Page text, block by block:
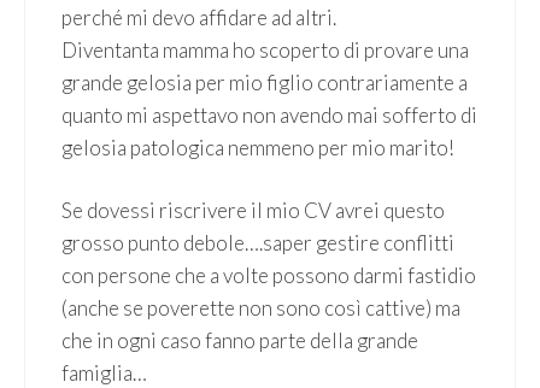
perché mi devo affidare ad altri.
Diventanta mamma ho scoperto di provare una
grande gelosia per mio figlio contrariamente a
quanto mi aspettavo non avendo mai sofferto di
gelosia patologica nemmeno per mio marito!
Se dovessi riscrivere il mio CV avrei questo
grosso punto debole….saper gestire conflitti
con persone che a volte possono darmi fastidio
(anche se poverette non sono così cattive) ma
che in ogni caso fanno parte della grande
famiglia…